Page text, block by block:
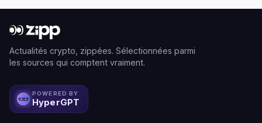
Actualités crypto, zippées. Sélectionnées parmi
les sources qui comptent vraiment.
POWERED BY
HyperGPT